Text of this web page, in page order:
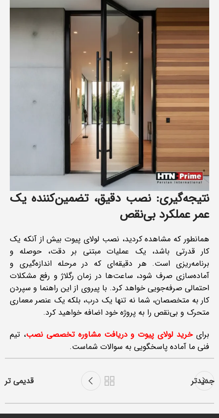
نتیجه‌گیری: نصب دقیق، تضمین‌کننده یک
عمر عملکرد بی‌نقص
همانطور که مشاهده کردید، نصب لولای پیوت بیش از آنکه یک
کار قدرتی باشد، یک عملیات مبتنی بر دقت، حوصله و
برنامه‌ریزی است. هر دقیقه‌ای که در مرحله اندازه‌گیری و
آماده‌سازی صرف شود، ساعت‌ها در زمان رگلاژ و رفع مشکلات
احتمالی صرفه‌جویی خواهد کرد. با پیروی از این راهنما و سپردن
کار به متخصصان، شما نه تنها یک درب، بلکه یک عنصر معماری
متحرک و بی‌نقص را به پروژه خود اضافه خواهید کرد.
برایخرید لولای پیوت و دریافت مشاوره تخصصی نصب، تیم
فنی ما آماده پاسخگویی به سوالات شماست.
جدیدتر قدیمی تر